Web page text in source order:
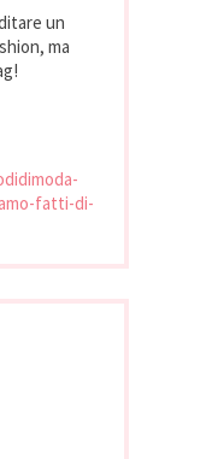
un
ma
fatti-di-